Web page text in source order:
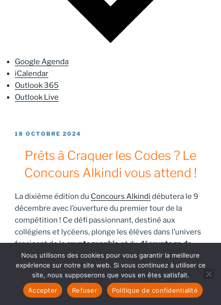
Google Agenda
iCalendar
Outlook 365
Outlook Live
PUBLIÉ
18 OCTOBRE 2024
Prêts à Craquer les Codes ? Le
Concours Alkindi vous attend !
La dixième édition du Concours Alkindi débutera le 9
décembre avec l’ouverture du premier tour de la
compétition ! Ce défi passionnant, destiné aux
collégiens et lycéens, plonge les élèves dans l’univers
fascinant de lacryptographieet dudécryptage de
codes. Que vous soyez amateur de maths, fan
d’informatique ou simplement curieux des mystères
cachés derrière les messages chiffrés, le concours
Alkindi est fait pour vous !
Nous utilisons des cookies pour vous garantir la meilleure
expérience sur notre site web. Si vous continuez à utiliser ce
site, nous supposerons que vous en êtes satisfait.
Accepter
Refuser Politique de confidentialité